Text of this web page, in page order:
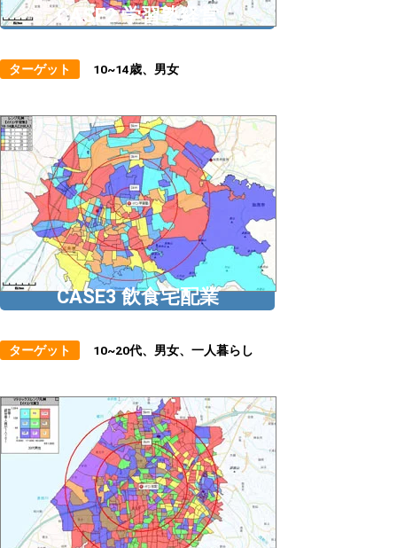
CASE2 学習塾経営
ターゲット 10~14歳、男女
CASE3 飲食宅配業
ターゲット 10~20代、男女、一人暮らし